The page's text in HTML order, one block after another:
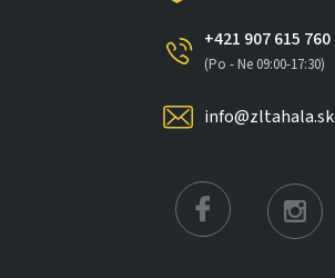
+421 907 615 760
(Po - Ne 09:00-17:30)
info@zltahala.sk